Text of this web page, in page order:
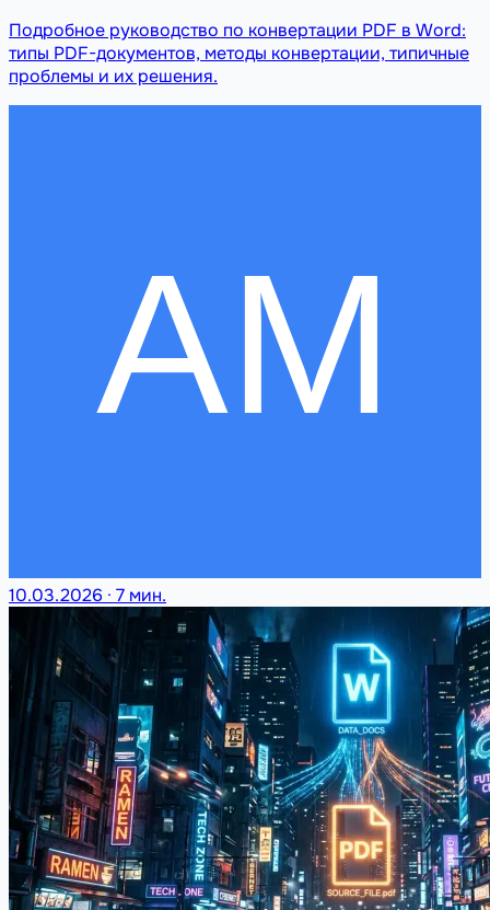
Подробное руководство по конвертации PDF в Word:
типы PDF-документов, методы конвертации, типичные
проблемы и их решения.
10.03.2026 · 7 мин.